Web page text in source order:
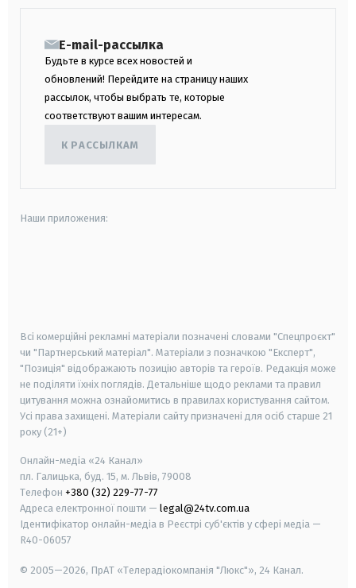
E-mail-рассылка
Будьте в курсе всех новостей и
обновлений! Перейдите на страницу наших
рассылок, чтобы выбрать те, которые
соответствуют вашим интересам.
К РАССЫЛКАМ
Наши приложения:
Всі комерційні рекламні матеріали позначені словами "Спецпроєкт"
чи "Партнерський матеріал". Матеріали з позначкою "Експерт",
"Позиція" відображають позицію авторів та героїв. Редакція може
не поділяти їхніх поглядів. Детальніше щодо реклами та правил
цитування можна ознайомитись в правилах користування сайтом.
Усі права захищені. Матеріали сайту призначені для осіб старше 21
року (21+)
Онлайн-медіа «24 Канал»
пл. Галицька, буд. 15, м. Львів, 79008
Телефон +380 (32) 229-77-77
Адреса електронної пошти — legal@24tv.com.ua
Ідентифікатор онлайн-медіа в Реєстрі суб'єктів у сфері медіа —
R40-06057
© 2005—2026, ПрАТ «Телерадіокомпанія "Люкс"», 24 Канал.